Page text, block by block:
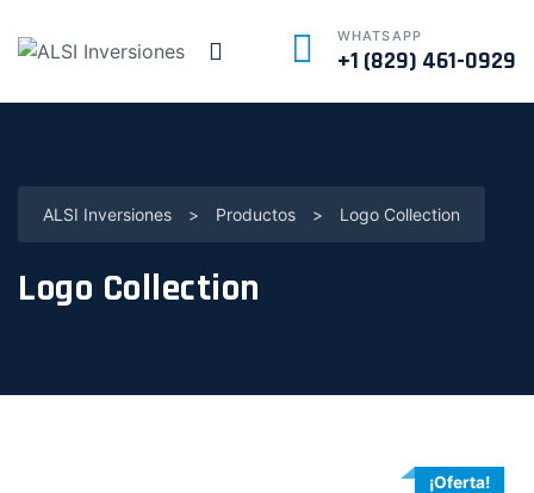
WHATSAPP
+1 (829) 461-0929
ALSI Inversiones > Productos > Logo Collection
Logo Collection
¡Oferta!